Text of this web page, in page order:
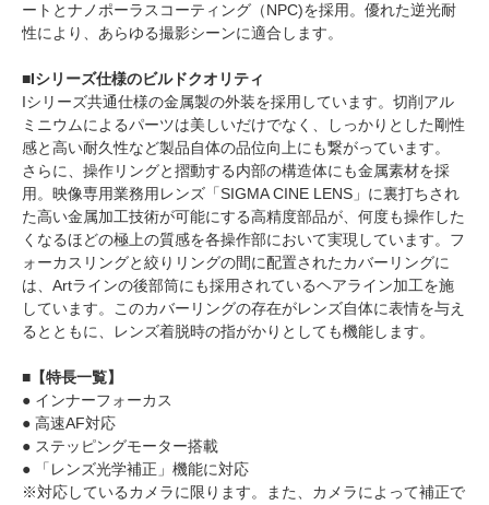
ートとナノポーラスコーティング（NPC)を採用。優れた逆光耐
性により、あらゆる撮影シーンに適合します。
■Iシリーズ仕様のビルドクオリティ
Iシリーズ共通仕様の金属製の外装を採用しています。切削アル
ミニウムによるパーツは美しいだけでなく、しっかりとした剛性
感と高い耐久性など製品自体の品位向上にも繋がっています。
さらに、操作リングと摺動する内部の構造体にも金属素材を採
用。映像専用業務用レンズ「SIGMA CINE LENS」に裏打ちされ
た高い金属加工技術が可能にする高精度部品が、何度も操作した
くなるほどの極上の質感を各操作部において実現しています。フ
ォーカスリングと絞りリングの間に配置されたカバーリングに
は、Artラインの後部筒にも採用されているヘアライン加工を施
しています。このカバーリングの存在がレンズ自体に表情を与え
るとともに、レンズ着脱時の指がかりとしても機能します。
■【特長一覧】
● インナーフォーカス
● 高速AF対応
● ステッピングモーター搭載
● 「レンズ光学補正」機能に対応
※対応しているカメラに限ります。また、カメラによって補正で